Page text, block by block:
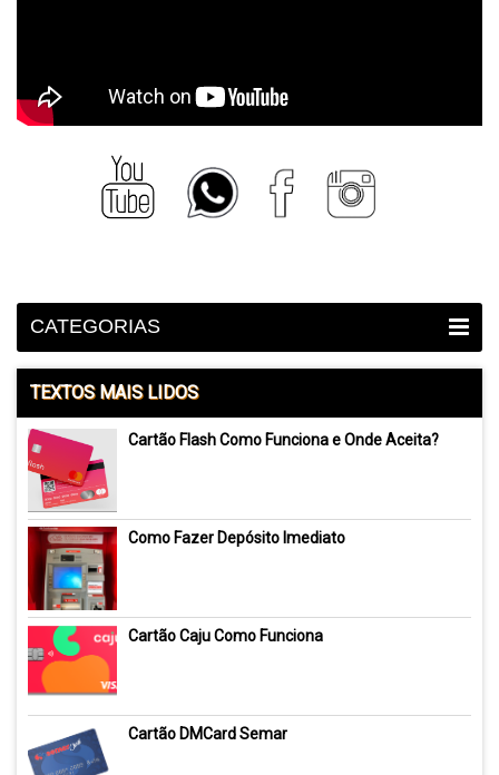
CATEGORIAS
TEXTOS MAIS LIDOS
Cartão Flash Como Funciona e Onde Aceita?
Como Fazer Depósito Imediato
Cartão Caju Como Funciona
Cartão DMCard Semar